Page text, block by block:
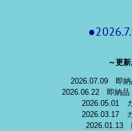
～更
2026.07.09 即納
2026.06.22 即納品
2026.05.01
2026.03.17
2026.01.13